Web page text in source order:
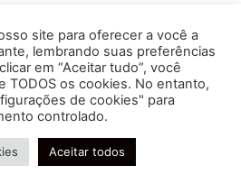
Juros LGPD Lucro Real ME
Individuais
microempresas
Pronampe
site para oferecer a você a
lembrando suas preferências
em “Aceitar tudo”, você
TODOS os cookies. No entanto,
de cookies" para
controlado.
Aceitar todos
Precisa de ajuda?